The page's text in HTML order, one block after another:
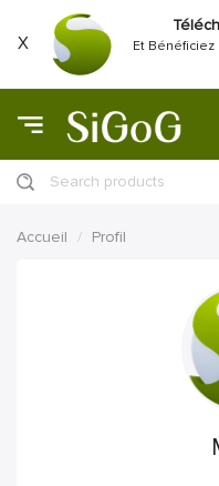
X
Et
Search products
Accueil Profil